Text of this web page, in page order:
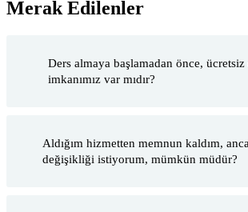
Merak Edilenler
Ders almaya başlamadan önce, ücretsiz
imkanımız var mıdır?
Aldığım hizmetten memnun kaldım,
değişikliği istiyorum, mümkün müdür?